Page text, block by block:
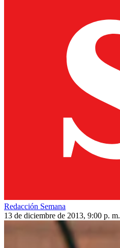
Redacción Semana
13 de diciembre de 2013, 9:00 p. m.